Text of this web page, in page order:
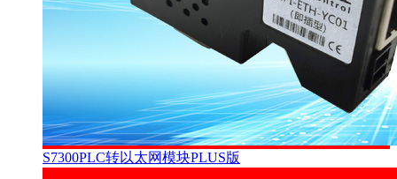
S7300PLC转以太网模块PLUS版